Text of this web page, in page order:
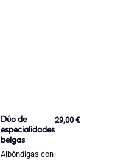
Dúo de
especialidades
belgas
Albóndigas con
29,00 €